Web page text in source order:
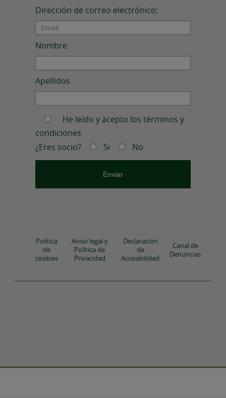
Dirección de correo electrónico:
Nombre
Apellidos
He leído y acepto los términos y
condiciones
¿Eres socio?
Si No
Política
de
cookies
Aviso legal y
Política de
Privacidad
Declaración
de
Accesibilidad
Canal de
Denuncias